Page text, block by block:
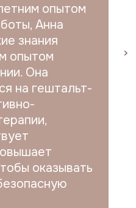
опытом
Анна
знания
опытом
Она
на гештальт-
оказывать